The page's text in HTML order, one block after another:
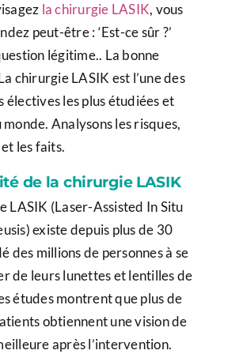
la chirurgie LASIK, vous
peut-être : ‘Est-ce sûr ?’
légitime.. La bonne
chirurgie LASIK est l’une des
électives les plus étudiées et
monde. Analysons les risques,
les faits.
de la chirurgie LASIK
LASIK (Laser-Assisted In Situ
existe depuis plus de 30
des millions de personnes à se
de leurs lunettes et lentilles de
études montrent que plus de
obtiennent une vision de
après l’intervention.